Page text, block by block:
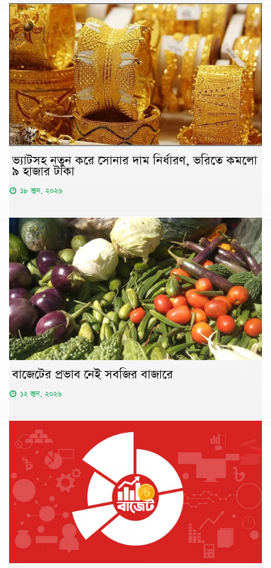
ভ্যাটসহ নতুন করে সোনার দাম নির্ধারণ, ভরিতে কমলো
৯ হাজার টাকা
১৮ জুন, ২০২৬
বাজেটের প্রভাব নেই সবজির বাজারে
১২ জুন, ২০২৬